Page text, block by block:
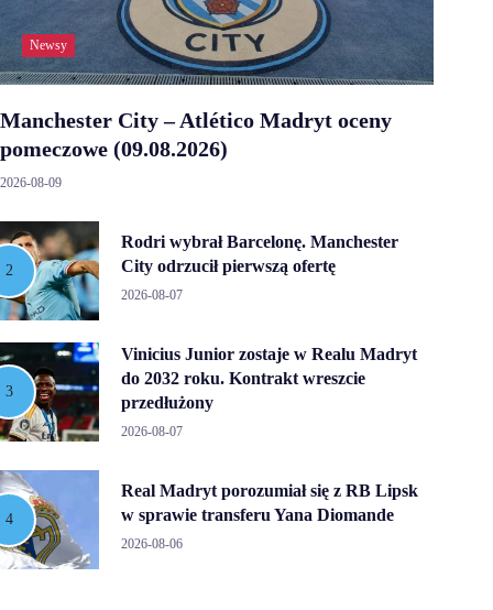
Newsy
Manchester City – Atlético Madryt oceny
pomeczowe (09.08.2026)
2026-08-09
Rodri wybrał Barcelonę. Manchester
City odrzucił pierwszą ofertę
2026-08-07
Vinicius Junior zostaje w Realu Madryt
do 2032 roku. Kontrakt wreszcie
przedłużony
2026-08-07
Real Madryt porozumiał się z RB Lipsk
w sprawie transferu Yana Diomande
2026-08-06